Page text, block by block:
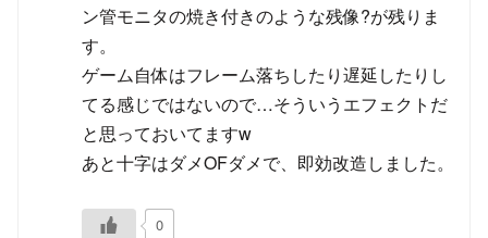
ン管モニタの焼き付きのような残像?が残りま
す。
ゲーム自体はフレーム落ちしたり遅延したりし
てる感じではないので…そういうエフェクトだ
と思っておいてますw
あと十字はダメOFダメで、即効改造しました。
0